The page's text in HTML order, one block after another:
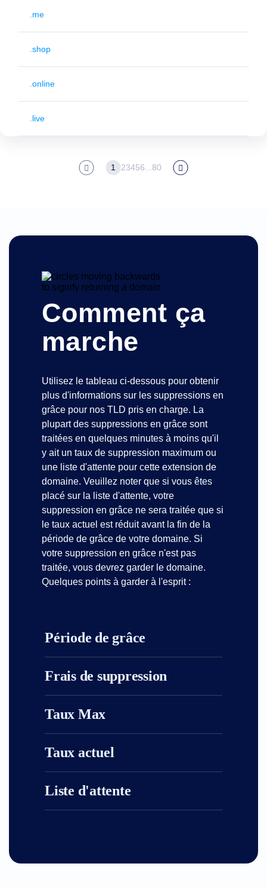
.me
.shop
.online
.live
1 23456 80
Comment ça
marche
Utilisez le tableau ci-dessous pour obtenir
plus d'informations sur les suppressions en
grâce pour nos TLD pris en charge. La
plupart des suppressions en grâce sont
traitées en quelques minutes à moins qu'il
y ait un taux de suppression maximum ou
une liste d'attente pour cette extension de
domaine. Veuillez noter que si vous êtes
placé sur la liste d'attente, votre
suppression en grâce ne sera traitée que si
le taux actuel est réduit avant la fin de la
période de grâce de votre domaine. Si
votre suppression en grâce n'est pas
traitée, vous devrez garder le domaine.
Quelques points à garder à l'esprit :
Période de grâce
Frais de suppression
Taux Max
Taux actuel
Liste d'attente